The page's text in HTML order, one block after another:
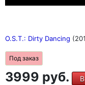
O.S.T.: Dirty Dancing
Под заказ
3999 руб.